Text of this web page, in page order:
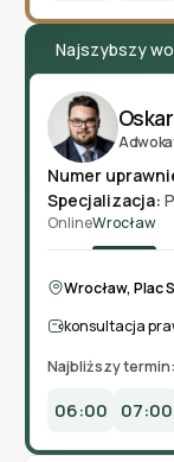
Najszybszy
Numer
Specjalizacja:
OnlineWrocław
Wrocław, Plac
konsultacja
Najbliższy termin:
06:00 07:00